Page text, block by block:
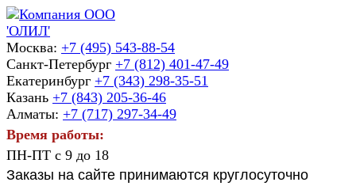
Москва: +7 (495) 543-88-54
Санкт-Петербург +7 (812) 401-47-49
Екатеринбург +7 (343) 298-35-51
Казань +7 (843) 205-36-46
Алматы: +7 (717) 297-34-49
Время работы:
ПН-ПТ с 9 до 18
Заказы на сайте принимаются круглосуточно